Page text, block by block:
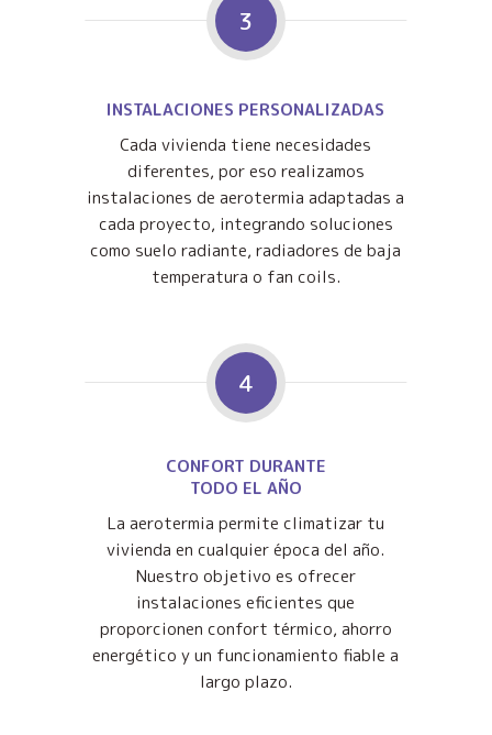
3
INSTALACIONES PERSONALIZADAS
Cada vivienda tiene necesidades
diferentes, por eso realizamos
instalaciones de aerotermia adaptadas a
cada proyecto, integrando soluciones
como suelo radiante, radiadores de baja
temperatura o fan coils.
4
CONFORT DURANTE
TODO EL AÑO
La aerotermia permite climatizar tu
vivienda en cualquier época del año.
Nuestro objetivo es ofrecer
instalaciones eficientes que
proporcionen confort térmico, ahorro
energético y un funcionamiento fiable a
largo plazo.